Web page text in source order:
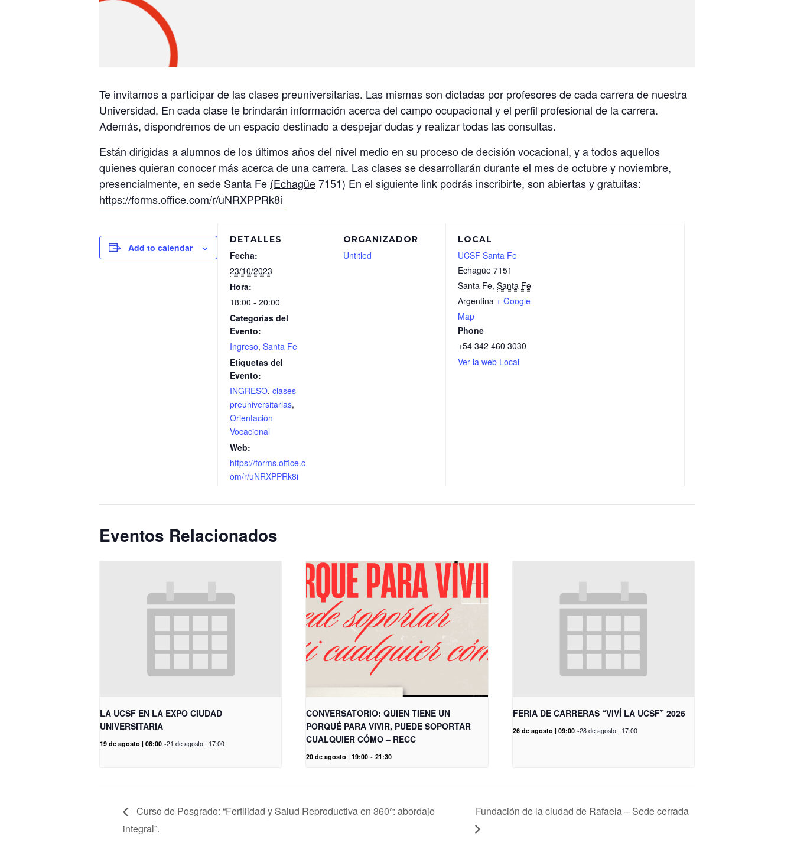
Te invitamos a participar de las clases preuniversitarias. Las mismas son dictadas por profesores de cada carrera de nuestra
Universidad. En cada clase te brindarán información acerca del campo ocupacional y el perfil profesional de la carrera.
Además, dispondremos de un espacio destinado a despejar dudas y realizar todas las consultas.
Están dirigidas a alumnos de los últimos años del nivel medio en su proceso de decisión vocacional, y a todos aquellos
quienes quieran conocer más acerca de una carrera. Las clases se desarrollarán durante el mes de octubre y noviembre,
presencialmente, en sede Santa Fe (Echagüe7151) En el siguiente link podrás inscribirte, son abiertas y gratuitas:
https://forms.office.com/r/uNRXPPRk8i
Add to calendar
DETALLES
Fecha:
23/10/2023
Hora:
18:00 - 20:00
Categorías del
Evento:
Ingreso, Santa Fe
Etiquetas del
Evento:
INGRESO, clases
preuniversitarias,
Orientación
Vocacional
Web:
https://forms.office.c
om/r/uNRXPPRk8i
ORGANIZADOR
Untitled
LOCAL
UCSF Santa Fe
Echagüe 7151
Santa Fe, Santa Fe
Argentina + Google
Map
Phone
+54 342 460 3030
Ver la web Local
Eventos Relacionados
LA UCSF EN LA EXPO CIUDAD
UNIVERSITARIA
19 de agosto | 08:00 -21 de agosto | 17:00
CONVERSATORIO: QUIEN TIENE UN
PORQUÉ PARA VIVIR, PUEDE SOPORTAR
CUALQUIER CÓMO – RECC
20 de agosto | 19:00 - 21:30
FERIA DE CARRERAS “VIVÍ LA UCSF” 2026
26 de agosto | 09:00 -28 de agosto | 17:00
Curso de Posgrado: “Fertilidad y Salud Reproductiva en 360°: abordaje
integral”.
Fundación de la ciudad de Rafaela – Sede cerrada